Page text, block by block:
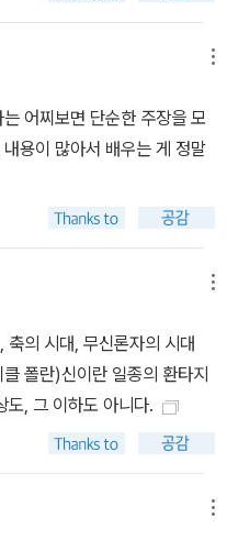
교와 이슬람교에서 최고조
칼뱅의 종교개혁 사상을 다
계가 고대 그리스-로마 문명
, 문학, 철학에서 꽃을 피웠으
이어져 토마스 아퀴나스의
스의 기원이 되었음을 명쾌
장에서는 17~18세기 계몽주
시작한 무신론을 비판적으
자, 헤겔, 니체, 프로이트 등
이룩한 종교와 영성에 관한
한 신은 어떤 모습일지 질문한
은 신이 논리적으로나 과학
도저히 이해할 수 없는 삶의
어찌보면 단순한 주장을 모
용이 많아서 배우는 게 정말
의 시대, 무신론자의 시대
폴란)신이란 일종의 환타지
도, 그 이하도 아니다.